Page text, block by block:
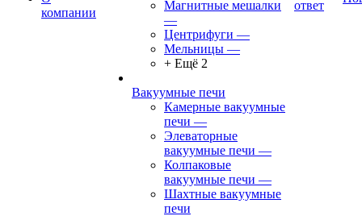
компании
Магнитные мешалки
—
Центрифуги —
Мельницы —
+ Ещё 2
Вакуумные печи
Камерные вакуумные
печи —
Элеваторные
вакуумные печи —
Колпаковые
вакуумные печи —
Шахтные вакуумные
печи
ответ